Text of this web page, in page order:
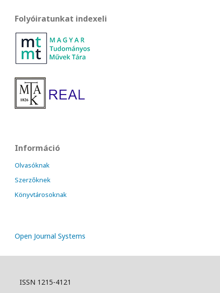
Folyóiratunkat indexeli
Információ
Olvasóknak
Szerzőknek
Könyvtárosoknak
Open Journal Systems
ISSN 1215-4121